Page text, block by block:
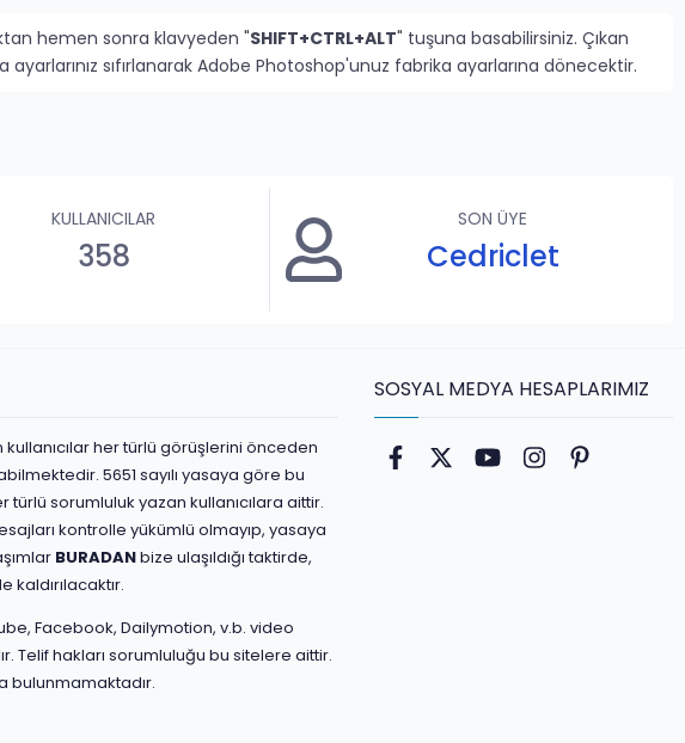
hemen sonra klavyeden "SHIFT+CTRL+ALT" tuşuna basabilirsiniz. Çıkan
ayarlarınız sıfırlanarak Adobe Photoshop'unuz fabrika ayarlarına dönecektir.
KULLANICILAR
358
SON ÜYE
Cedriclet
her türlü görüşlerini önceden
5651 sayılı yasaya göre bu
sorumluluk yazan kullanıcılara aittir.
kontrolle yükümlü olmayıp, yasaya
BURADANbize ulaşıldığı taktirde,
Facebook, Dailymotion, v.b. video
Telif hakları sorumluluğu bu sitelere aittir.
bulunmamaktadır.
SOSYAL MEDYA HESAPLARIMIZ
Facebook
Twitter youtubeInstagram